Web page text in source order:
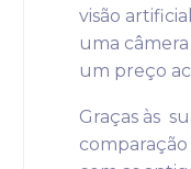
visão
uma
um preço
Graças às
comparação